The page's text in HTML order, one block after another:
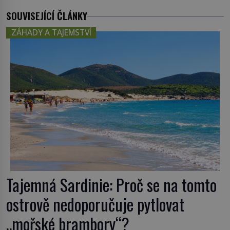
SOUVISEJÍCÍ ČLÁNKY
ZÁHADY A TAJEMSTVÍ
Tajemná Sardinie: Proč se na tomto
ostrově nedoporučuje pytlovat
„mořské brambory“?